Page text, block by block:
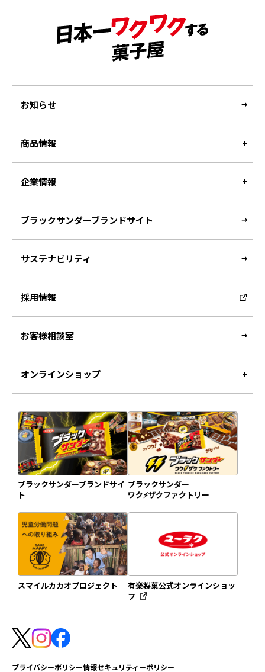
お知らせ
商品情報
企業情報
ブラックサンダーブランドサイト
サステナビリティ
採用情報
お客様相談室
オンラインショップ
ブラックサンダーブランドサイ
ト
ブラックサンダー
ワク⚡️ザクファクトリー
スマイルカカオプロジェクト
有楽製菓公式オンラインショッ
プ
プライバシーポリシー情報セキュリティーポリシー